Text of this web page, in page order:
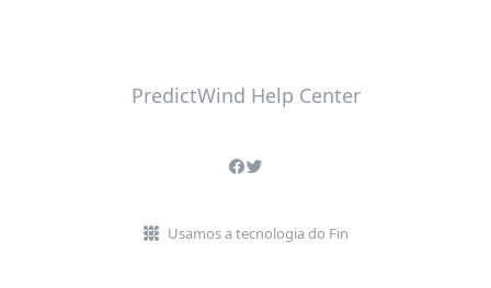
PredictWind Help Center
Usamos a tecnologia do Fin